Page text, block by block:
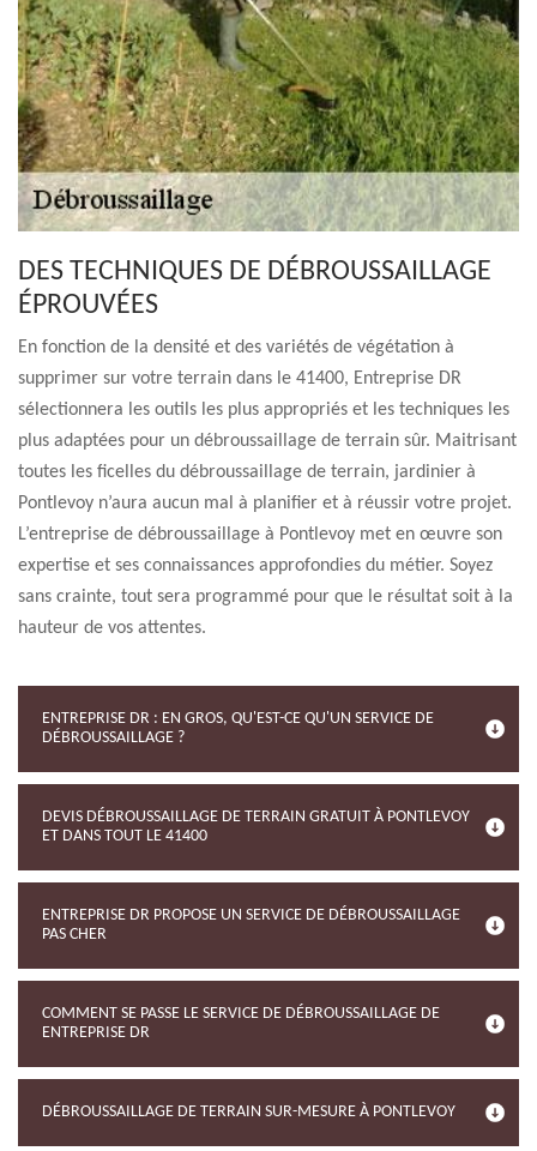
DES TECHNIQUES DE DÉBROUSSAILLAGE
ÉPROUVÉES
En fonction de la densité et des variétés de végétation à
supprimer sur votre terrain dans le 41400, Entreprise DR
sélectionnera les outils les plus appropriés et les techniques les
plus adaptées pour un débroussaillage de terrain sûr. Maitrisant
toutes les ficelles du débroussaillage de terrain, jardinier à
Pontlevoy n’aura aucun mal à planifier et à réussir votre projet.
L’entreprise de débroussaillage à Pontlevoy met en œuvre son
expertise et ses connaissances approfondies du métier. Soyez
sans crainte, tout sera programmé pour que le résultat soit à la
hauteur de vos attentes.
ENTREPRISE DR : EN GROS, QU'EST-CE QU'UN SERVICE DE
DÉBROUSSAILLAGE ?
DEVIS DÉBROUSSAILLAGE DE TERRAIN GRATUIT À PONTLEVOY
ET DANS TOUT LE 41400
ENTREPRISE DR PROPOSE UN SERVICE DE DÉBROUSSAILLAGE
PAS CHER
COMMENT SE PASSE LE SERVICE DE DÉBROUSSAILLAGE DE
ENTREPRISE DR
DÉBROUSSAILLAGE DE TERRAIN SUR-MESURE À PONTLEVOY